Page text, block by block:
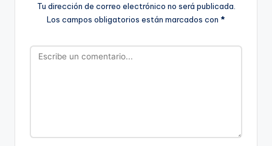
Tu dirección de correo electrónico no será publicada.
Los campos obligatorios están marcados con *